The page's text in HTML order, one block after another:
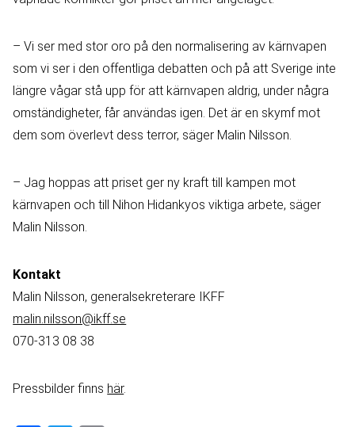
– Vi ser med stor oro på den normalisering av kärnvapen
som vi ser i den offentliga debatten och på att Sverige inte
längre vågar stå upp för att kärnvapen aldrig, under några
omständigheter, får användas igen. Det är en skymf mot
dem som överlevt dess terror, säger Malin Nilsson.
– Jag hoppas att priset ger ny kraft till kampen mot
kärnvapen och till Nihon Hidankyos viktiga arbete, säger
Malin Nilsson.
Kontakt
Malin Nilsson, generalsekreterare IKFF
malin.nilsson@ikff.se
070-313 08 38
Pressbilder finns här.